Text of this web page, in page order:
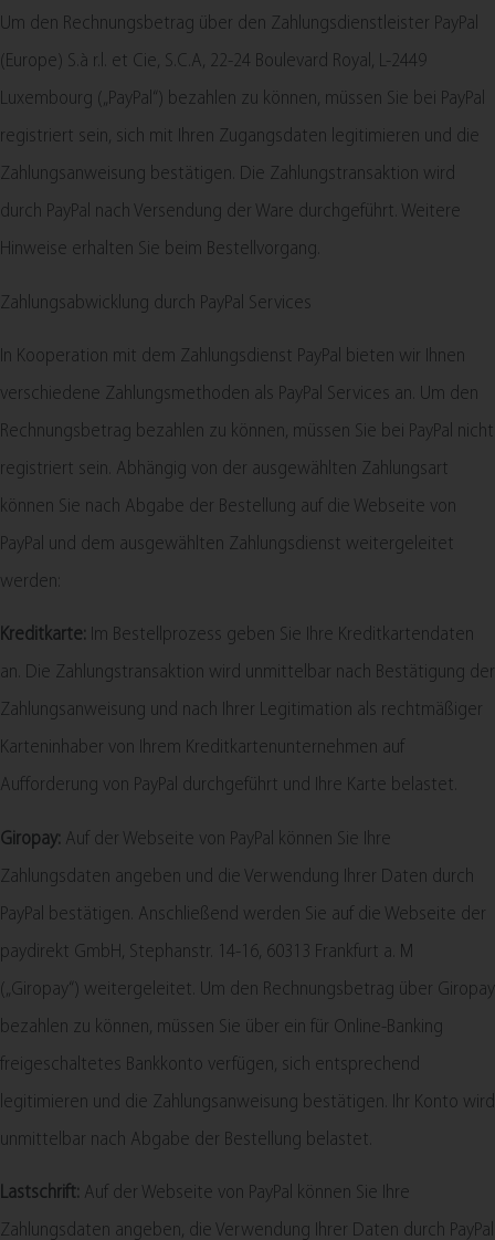
Um den Rechnungsbetrag über den Zahlungsdienstleister PayPal
(Europe) S.à r.l. et Cie, S.C.A, 22-24 Boulevard Royal, L-2449
Luxembourg („PayPal“) bezahlen zu können, müssen Sie bei PayPal
registriert sein, sich mit Ihren Zugangsdaten legitimieren und die
Zahlungsanweisung bestätigen. Die Zahlungstransaktion wird
durch PayPal nach Versendung der Ware durchgeführt. Weitere
Hinweise erhalten Sie beim Bestellvorgang.
Zahlungsabwicklung durch PayPal Services
In Kooperation mit dem Zahlungsdienst PayPal bieten wir Ihnen
verschiedene Zahlungsmethoden als PayPal Services an. Um den
Rechnungsbetrag bezahlen zu können, müssen Sie bei PayPal nicht
registriert sein. Abhängig von der ausgewählten Zahlungsart
können Sie nach Abgabe der Bestellung auf die Webseite von
PayPal und dem ausgewählten Zahlungsdienst weitergeleitet
werden:
Kreditkarte: Im Bestellprozess geben Sie Ihre Kreditkartendaten
an. Die Zahlungstransaktion wird unmittelbar nach Bestätigung der
Zahlungsanweisung und nach Ihrer Legitimation als rechtmäßiger
Karteninhaber von Ihrem Kreditkartenunternehmen auf
Aufforderung von PayPal durchgeführt und Ihre Karte belastet.
Giropay: Auf der Webseite von PayPal können Sie Ihre
Zahlungsdaten angeben und die Verwendung Ihrer Daten durch
PayPal bestätigen. Anschließend werden Sie auf die Webseite der
paydirekt GmbH, Stephanstr. 14-16, 60313 Frankfurt a. M
(„Giropay“) weitergeleitet. Um den Rechnungsbetrag über Giropay
bezahlen zu können, müssen Sie über ein für Online-Banking
freigeschaltetes Bankkonto verfügen, sich entsprechend
legitimieren und die Zahlungsanweisung bestätigen. Ihr Konto wird
unmittelbar nach Abgabe der Bestellung belastet.
Lastschrift: Auf der Webseite von PayPal können Sie Ihre
Zahlungsdaten angeben, die Verwendung Ihrer Daten durch PayPal